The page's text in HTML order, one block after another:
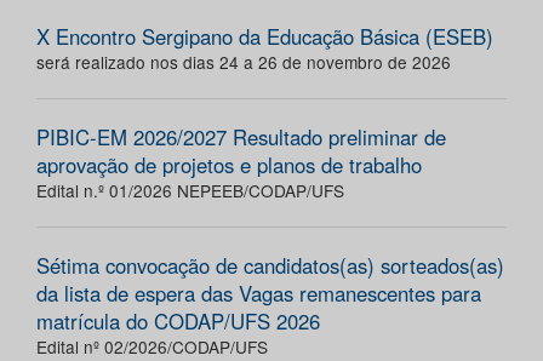
X Encontro Sergipano da Educação Básica (ESEB)
será realizado nos dias 24 a 26 de novembro de 2026
PIBIC-EM 2026/2027 Resultado preliminar de
aprovação de projetos e planos de trabalho
Edital n.º 01/2026 NEPEEB/CODAP/UFS
Sétima convocação de candidatos(as) sorteados(as)
da lista de espera das Vagas remanescentes para
matrícula do CODAP/UFS 2026
Edital nº 02/2026/CODAP/UFS